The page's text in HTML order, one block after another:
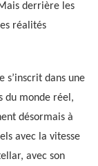
derrière les
réalités
s’inscrit dans une
du monde réel,
désormais à
avec la vitesse
avec son